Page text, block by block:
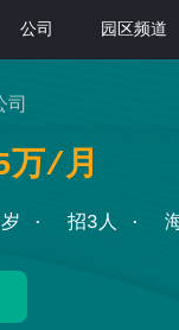
公司 园区频道
司
/月
招3人